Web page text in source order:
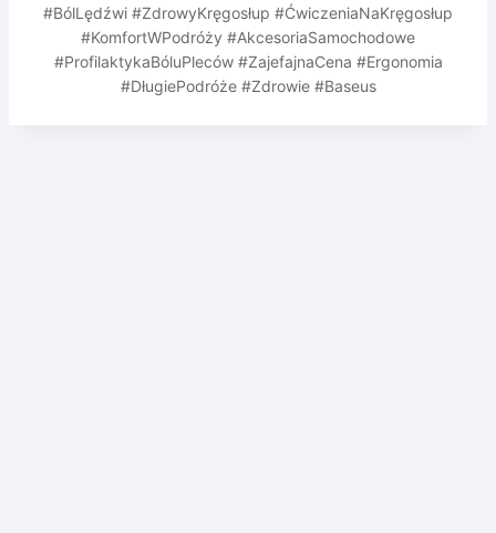
#BólLędźwi #ZdrowyKręgosłup #ĆwiczeniaNaKręgosłup
#KomfortWPodróży #AkcesoriaSamochodowe
#ProfilaktykaBóluPleców #ZajefajnaCena #Ergonomia
#DługiePodróże #Zdrowie #Baseus